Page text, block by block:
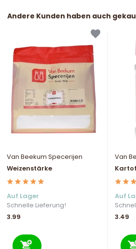
Andere Kunden haben auch
Van Beekum Specerijen
Weizenstärke
Auf Lager
Schnelle Lieferung!
3.99
Van
Auf
3.49